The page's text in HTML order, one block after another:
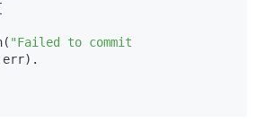
"Failed to commit